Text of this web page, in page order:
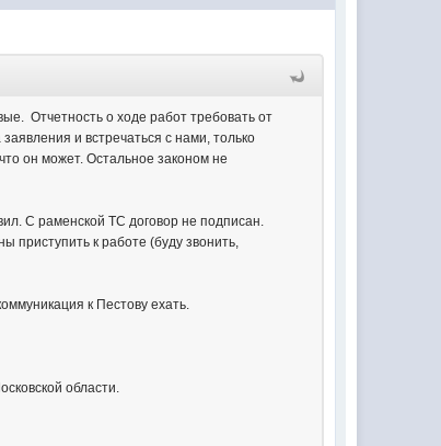
Отчетность о ходе работ требовать от
и встречаться с нами, только
он может. Остальное законом не
С раменской ТС договор не подписан.
к работе (буду звонить,
к Пестову ехать.
области.